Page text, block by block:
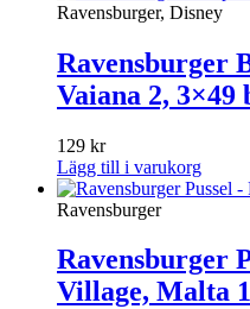
Ravensburger, Disney
Ravensburger
Vaiana 2, 3×49
129 kr
Lägg till i varukorg
Ravensburger
Ravensburger
Village, Malta